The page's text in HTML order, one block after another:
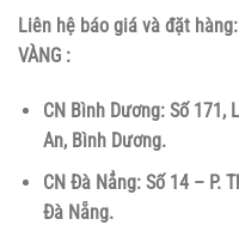
Liên hệ báo giá và đặt hàng:
VÀNG :
CN Bình Dương: Số 171,
An, Bình Dương.
CN Đà Nẳng: Số 14 – P.
Đà Nẵng.